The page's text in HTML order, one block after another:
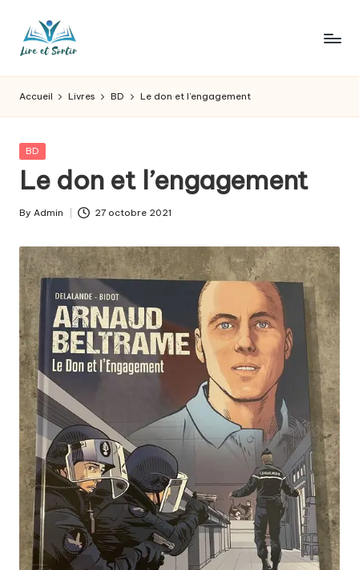
L
ir
e
e
t
s
o
r
t
ir
pour
les
goûts,
des
pour
les
jours.
Accueil Livres BD Le don et l’engagement
Posted
BD
Le don et l’engagement
Posted
By Admin 27 octobre 2021